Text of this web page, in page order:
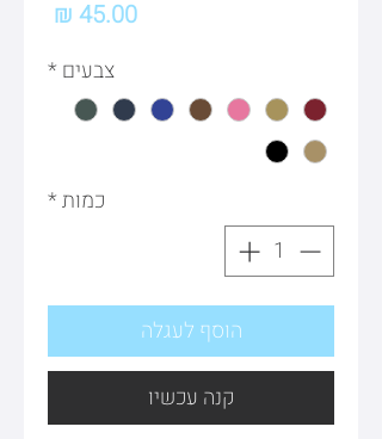
צבעים*
כמות*
הוסף לעגלה
קנה עכשיו